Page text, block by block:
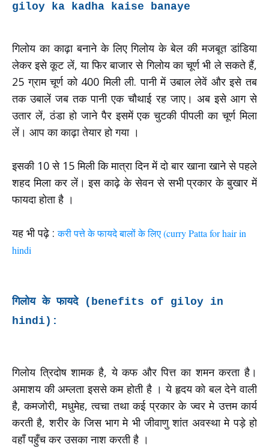
giloy ka kadha kaise banaye
गिलोय का काढ़ा बनाने के लिए गिलोय के बेल की मजबूत डांडिया
लेकर इसे कूट लें, या फिर बाजार से गिलोय का चूर्ण भी ले सकते हैं,
25 ग्राम चूर्ण को 400 मिली ली. पानी में उबाल लेवें और इसे तब
तक उबालें जब तक पानी एक चौथाई रह जाए। अब इसे आग से
उतार लें, ठंडा हो जाने पैर इसमें एक चुटकी पीपली का चूर्ण मिला
लें। आप का काढ़ा तेयार हो गया ।
इसकी 10 से 15 मिली कि मात्रा दिन में दो बार खाना खाने से पहले
शहद मिला कर लें। इस काढ़े के सेवन से सभी प्रकार के बुखार में
फायदा होता है ।
यह भी पढ़े :करी पत्ते के फायदे बालों के लिए (curry Patta for hair in
hindi
गिलोय के फायदे (benefits of giloy in
hindi):
गिलोय त्रिदोष शामक है, ये कफ और पित्त का शमन करता है।
अमाशय की अम्लता इससे कम होती है । ये हृदय को बल देने वाली
है, कमजोरी, मधुमेह, त्वचा तथा कई प्रकार के ज्वर मे उत्तम कार्य
करती है, शरीर के जिस भाग मे भी जीवाणु शांत अवस्था मे पड़े हो
वहाँ पहुँच कर उसका नाश करती है ।